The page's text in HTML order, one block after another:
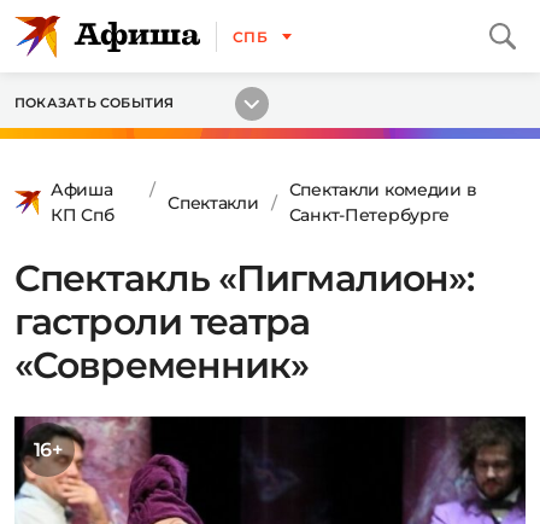
СПБ
ПОКАЗАТЬ СОБЫТИЯ
Афиша
КП Спб
Спектакли
Спектакли комедии в
Санкт-Петербурге
Спектакль «Пигмалион»:
гастроли театра
«Современник»
16+